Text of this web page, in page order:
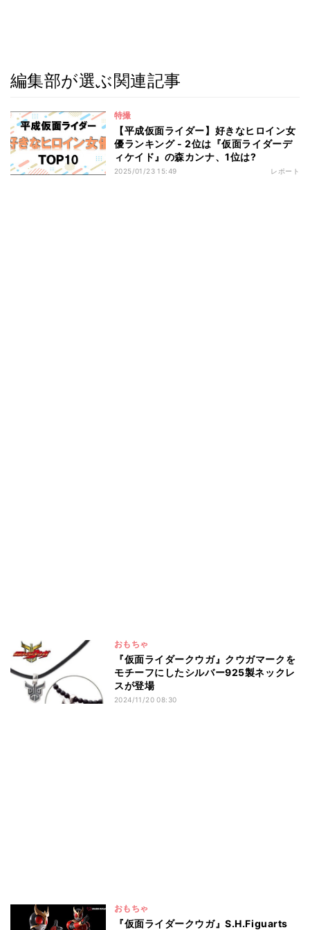
編集部が選ぶ関連記事
特撮
【平成仮面ライダー】好きなヒロイン女
優ランキング - 2位は『仮面ライダーデ
ィケイド』の森カンナ、1位は?
2025/01/23 15:49 レポート
おもちゃ
『仮面ライダークウガ』クウガマークを
モチーフにしたシルバー925製ネックレ
スが登場
2024/11/20 08:30
おもちゃ
『仮面ライダークウガ』S.H.Figuarts